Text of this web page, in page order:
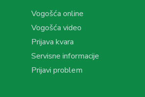
Vogošća online
Vogošća video
Prijava kvara
Servisne informacije
Prijavi problem